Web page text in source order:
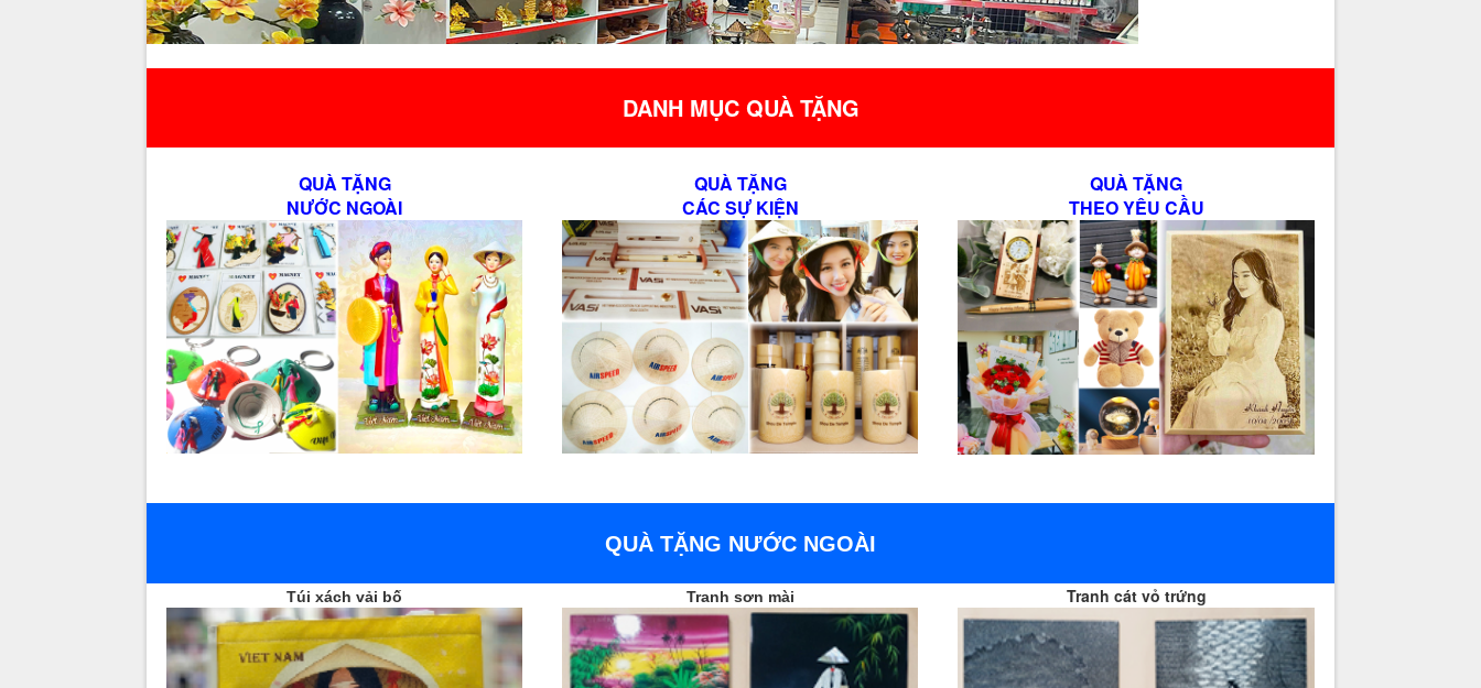
DANH MỤC QUÀ TẶNG
QUÀ TẶNG
NƯỚC NGOÀI
QUÀ TẶNG
CÁC SỰ KIỆN
QUÀ TẶNG
THEO YÊU CẦU
QUÀ TẶNG NƯỚC NGOÀI
Túi xách vải bố Tranh sơn mài Tranh cát vỏ trứng